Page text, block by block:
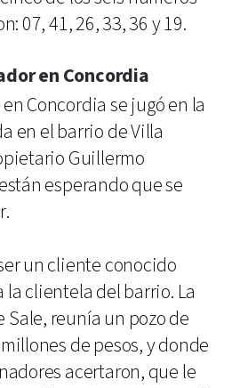
07, 41, 26, 33, 36 y 19.
en Concordia
Concordia se jugó en la
en el barrio de Villa
Guillermo
esperando que se
un cliente conocido
clientela del barrio. La
reunía un pozo de
de pesos, y donde
acertaron, que le